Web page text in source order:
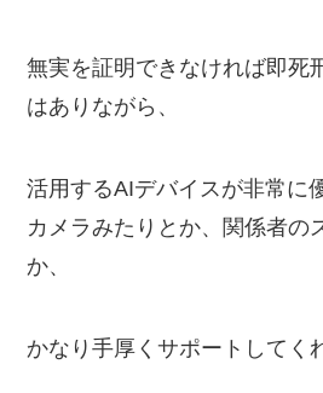
無実を証明できなければ即死
はありながら、
活用するAIデバイスが非常に
カメラみたりとか、関係者の
か、
かなり手厚くサポートしてく